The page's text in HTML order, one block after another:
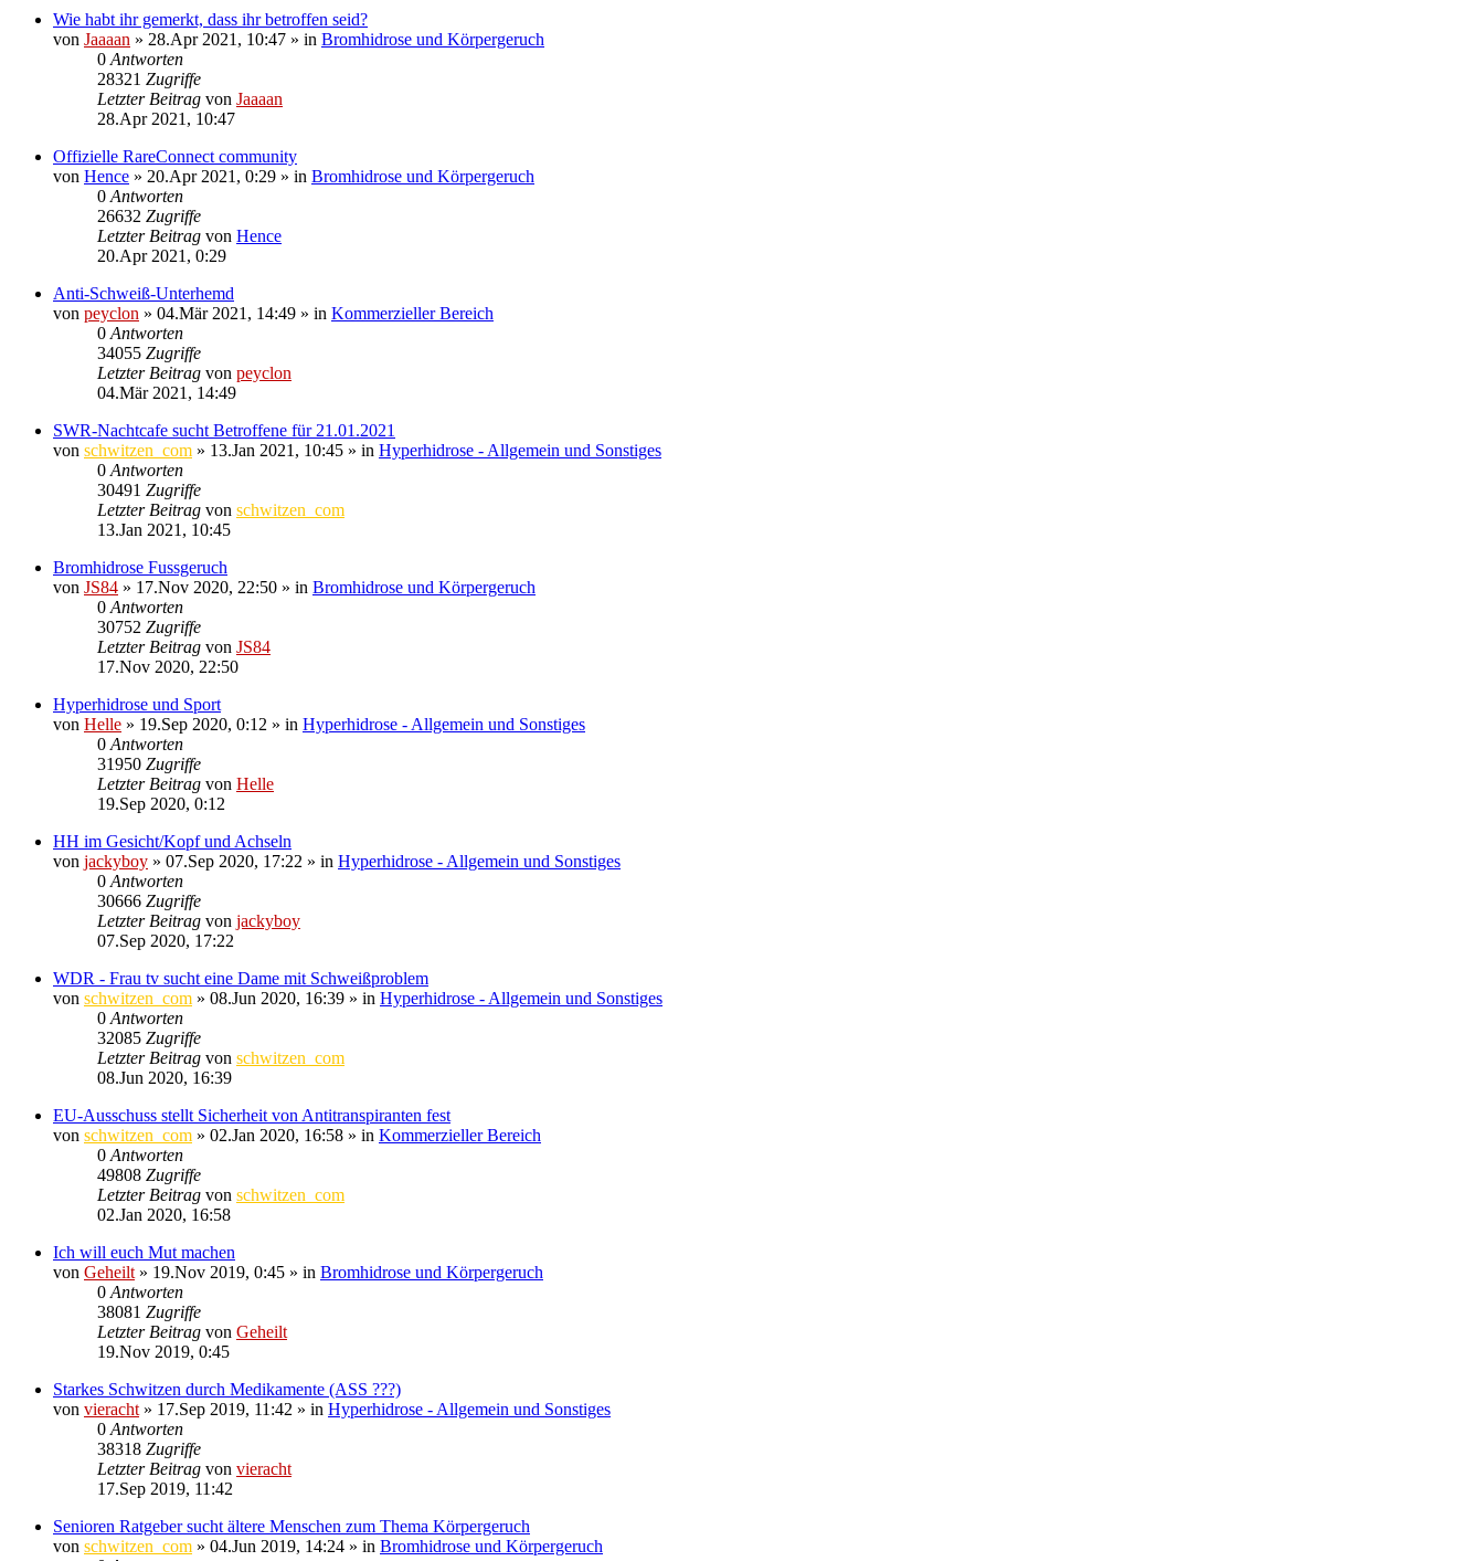
Wie habt ihr gemerkt, dass ihr betroffen seid?
von Jaaaan » 28.Apr 2021, 10:47 » in Bromhidrose und Körpergeruch
0 Antworten
28321 Zugriffe
Letzter Beitrag von Jaaaan
28.Apr 2021, 10:47
Offizielle RareConnect community
von Hence » 20.Apr 2021, 0:29 » in Bromhidrose und Körpergeruch
0 Antworten
26632 Zugriffe
Letzter Beitrag von Hence
20.Apr 2021, 0:29
Anti-Schweiß-Unterhemd
von peyclon » 04.Mär 2021, 14:49 » in Kommerzieller Bereich
0 Antworten
34055 Zugriffe
Letzter Beitrag von peyclon
04.Mär 2021, 14:49
SWR-Nachtcafe sucht Betroffene für 21.01.2021
von schwitzen_com » 13.Jan 2021, 10:45 » in Hyperhidrose - Allgemein und Sonstiges
0 Antworten
30491 Zugriffe
Letzter Beitrag von schwitzen_com
13.Jan 2021, 10:45
Bromhidrose Fussgeruch
von JS84 » 17.Nov 2020, 22:50 » in Bromhidrose und Körpergeruch
0 Antworten
30752 Zugriffe
Letzter Beitrag von JS84
17.Nov 2020, 22:50
Hyperhidrose und Sport
von Helle » 19.Sep 2020, 0:12 » in Hyperhidrose - Allgemein und Sonstiges
0 Antworten
31950 Zugriffe
Letzter Beitrag von Helle
19.Sep 2020, 0:12
HH im Gesicht/Kopf und Achseln
von jackyboy » 07.Sep 2020, 17:22 » in Hyperhidrose - Allgemein und Sonstiges
0 Antworten
30666 Zugriffe
Letzter Beitrag von jackyboy
07.Sep 2020, 17:22
WDR - Frau tv sucht eine Dame mit Schweißproblem
von schwitzen_com » 08.Jun 2020, 16:39 » in Hyperhidrose - Allgemein und Sonstiges
0 Antworten
32085 Zugriffe
Letzter Beitrag von schwitzen_com
08.Jun 2020, 16:39
EU-Ausschuss stellt Sicherheit von Antitranspiranten fest
von schwitzen_com » 02.Jan 2020, 16:58 » in Kommerzieller Bereich
0 Antworten
49808 Zugriffe
Letzter Beitrag von schwitzen_com
02.Jan 2020, 16:58
Ich will euch Mut machen
von Geheilt » 19.Nov 2019, 0:45 » in Bromhidrose und Körpergeruch
0 Antworten
38081 Zugriffe
Letzter Beitrag von Geheilt
19.Nov 2019, 0:45
Starkes Schwitzen durch Medikamente (ASS ???)
von vieracht » 17.Sep 2019, 11:42 » in Hyperhidrose - Allgemein und Sonstiges
0 Antworten
38318 Zugriffe
Letzter Beitrag von vieracht
17.Sep 2019, 11:42
Senioren Ratgeber sucht ältere Menschen zum Thema Körpergeruch
von schwitzen_com » 04.Jun 2019, 14:24 » in Bromhidrose und Körpergeruch